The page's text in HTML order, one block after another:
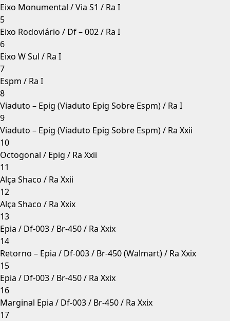
Eixo Monumental / Via S1 / Ra I
5
Eixo Rodoviário / Df – 002 / Ra I
6
Eixo W Sul / Ra I
7
Espm / Ra I
8
Viaduto – Epig (Viaduto Epig Sobre Espm) / Ra I
9
Viaduto – Epig (Viaduto Epig Sobre Espm) / Ra Xxii
10
Octogonal / Epig / Ra Xxii
11
Alça Shaco / Ra Xxii
12
Alça Shaco / Ra Xxix
13
Epia / Df-003 / Br-450 / Ra Xxix
14
Retorno – Epia / Df-003 / Br-450 (Walmart) / Ra Xxix
15
Epia / Df-003 / Br-450 / Ra Xxix
16
Marginal Epia / Df-003 / Br-450 / Ra Xxix
17